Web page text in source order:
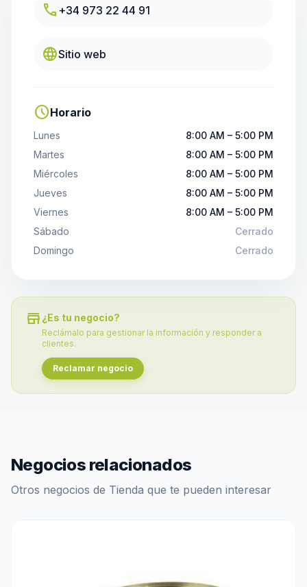
call +34 973 22 44 91
languageSitio web
scheduleHorario
Lunes
8:00 AM – 5:00 PM
Martes
8:00 AM – 5:00 PM
Miércoles
8:00 AM – 5:00 PM
Jueves
8:00 AM – 5:00 PM
Viernes
8:00 AM – 5:00 PM
Sábado
Cerrado
Domingo
Cerrado
store ¿Es tu negocio?
Reclámalo para gestionar la información y responder a
clientes.
Reclamar negocio
Negocios relacionados
Otros negocios de Tienda que te pueden interesar